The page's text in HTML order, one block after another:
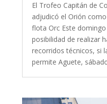
El Trofeo Capitán de
adjudicó el Orión
flota Orc Este
posibilidad de realizar
recorridos técnicos, si
permite Aguete,